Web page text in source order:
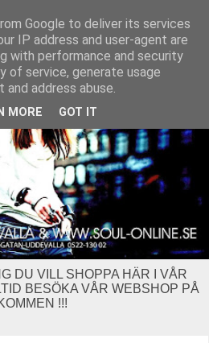
DU VILL SHOPPA HÄR I VÅR
BESÖKA VÅR WEBSHOP PÅ
!!!
Google to deliver its services
IP address and user-agent are
with performance and security
of service, generate usage
address abuse.
MORE GOT IT